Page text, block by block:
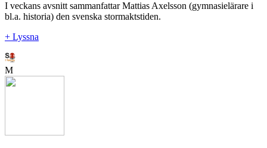
I veckans avsnitt sammanfattar Mattias Axelsson (gymnasielärare i
bl.a. historia) den svenska stormaktstiden.
+ Lyssna
M